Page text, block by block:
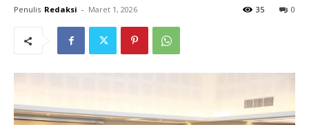
Penulis Redaksi - Maret 1, 2026 0
35